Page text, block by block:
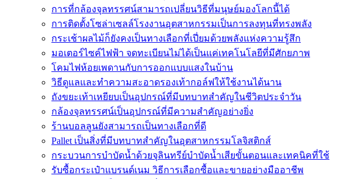
การที่กล้องจุลทรรศน์สามารถเปลี่ยนวิธีที่มนุษย์มองโลกนี้ได้
การติดตั้งโซล่าเซลล์โรงงานอุตสาหกรรมเป็นการลงทุนที่ทรงพลัง
กระเช้าผลไม้ก็ยังคงเป็นทางเลือกที่เปี่ยมด้วยพลังแห่งความรู้สึก
มอเตอร์ไซค์ไฟฟ้า จดทะเบียนไม่ได้เป็นแค่เทคโนโลยีที่มีศักยภาพ
โคมไฟห้อยเพดานกับการออกแบบแสงในบ้าน
วิธีดูแลและทำความสะอาดรองเท้ากอล์ฟให้ใช้งานได้นาน
ถังขยะเท้าเหยียบเป็นอุปกรณ์ที่มีบทบาทสำคัญในชีวิตประจำวัน
กล้องจุลทรรศน์เป็นอุปกรณ์ที่มีความสำคัญอย่างยิ่ง
ร้านบอลลูนยังสามารถเป็นทางเลือกที่ดี
Pallet เป็นสิ่งที่มีบทบาทสำคัญในอุตสาหกรรมโลจิสติกส์
กระบวนการบำบัดน้ำด้วยจุลินทรีย์บำบัดน้ำเสียขั้นตอนและเทคนิคที่ใช้
รับซื้อกระเป๋าแบรนด์เนม วิธีการเลือกซื้อและขายอย่างมืออาชีพ